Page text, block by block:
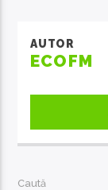
AUTOR
ECOFM
Caută